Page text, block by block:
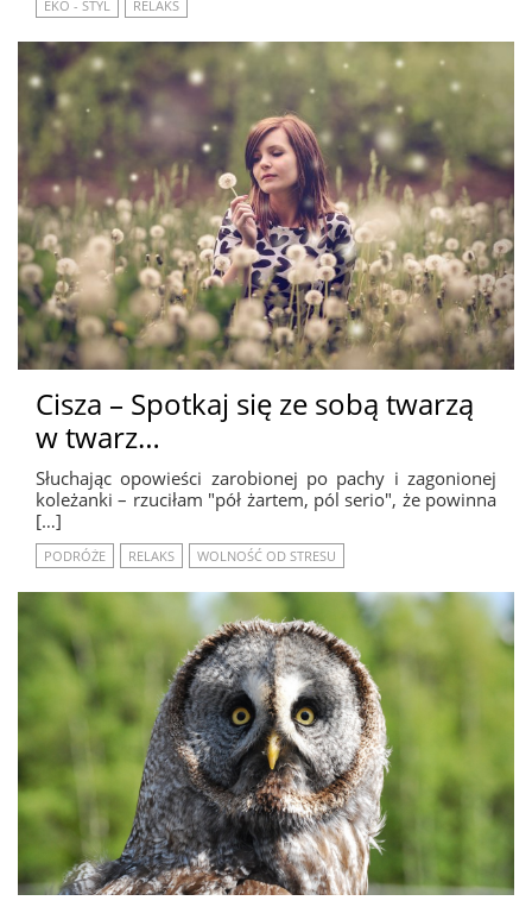
EKO - STYL RELAKS
Cisza – Spotkaj się ze sobą twarzą
w twarz…
Słuchając opowieści zarobionej po pachy i zagonionej
koleżanki – rzuciłam "pół żartem, pól serio", że powinna
[…]
PODRÓŻE RELAKS WOLNOŚĆ OD STRESU